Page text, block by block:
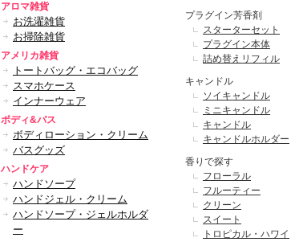
アロマ雑貨
お洗濯雑貨
お掃除雑貨
アメリカ雑貨
トートバッグ・エコバッグ
スマホケース
インナーウェア
ボディ&バス
ボディローション・クリーム
バスグッズ
ハンドケア
ハンドソープ
ハンドジェル・クリーム
ハンドソープ・ジェルホルダ
ー
プラグイン芳香剤
スターターセット
プラグイン本体
詰め替えリフィル
キャンドル
ソイキャンドル
ミニキャンドル
キャンドル
キャンドルホルダー
香りで探す
フローラル
フルーティー
クリーン
スイート
トロピカル・ハワイ